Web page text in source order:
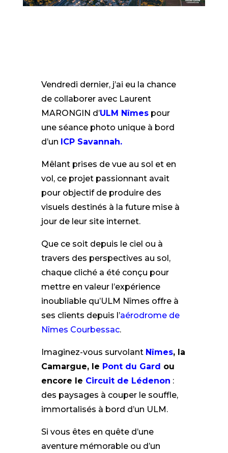
Vendredi dernier, j’ai eu la chance
de collaborer avec Laurent
MARONGIN d’ULM Nîmespour
une séance photo unique à bord
d’un ICP Savannah.
Mêlant prises de vue au sol et en
vol, ce projet passionnant avait
pour objectif de produire des
visuels destinés à la future mise à
jour de leur site internet.
Que ce soit depuis le ciel ou à
travers des perspectives au sol,
chaque cliché a été conçu pour
mettre en valeur l’expérience
inoubliable qu’ULM Nîmes offre à
ses clients depuis l’aérodrome de
Nîmes Courbessac.
Imaginez-vous survolant Nîmes, la
Camargue, le Pont du Gard ou
encore le Circuit de Lédenon :
des paysages à couper le souffle,
immortalisés à bord d’un ULM.
Si vous êtes en quête d’une
aventure mémorable ou d’un